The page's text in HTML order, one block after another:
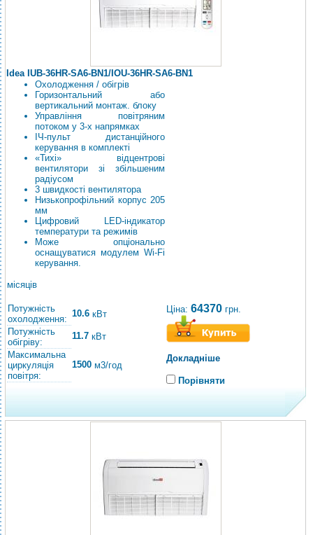
Idea IUB-36HR-SA6-BN1/IOU-36HR-SA6-BN1
Охолодження / обігрів
Горизонтальний або
вертикальний монтаж. блоку
Управління повітряним
потоком у 3-х напрямках
ІЧ-пульт дистанційного
керування в комплекті
«Тихі» відцентрові
вентилятори зі збільшеним
радіусом
3 швидкості вентилятора
Низькопрофільний корпус 205
мм
Цифровий LED-індикатор
температури та режимів
Може опціонально
оснащуватися модулем Wi-Fi
керування.
місяців
Потужність
охолодження:
10.6 кВт
Потужність
обігріву:
11.7 кВт
Максимальна
циркуляція
повітря:
1500 м3/год
Ціна: 64370 грн.
Докладніше
Порівняти